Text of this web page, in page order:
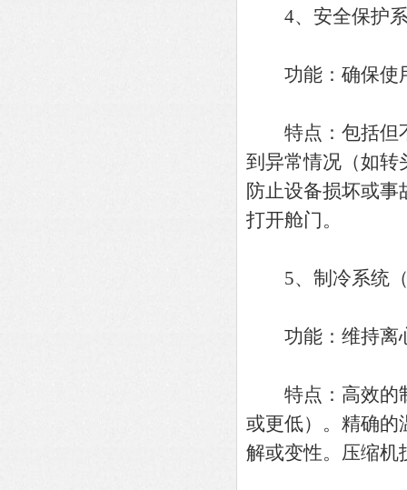
4、安全保护
功能：确保使
特点：包括但不
到异常情况（如转
防止设备损坏或
打开舱门。
5、制冷系统（
功能：维持离心
特点：高效的制
或更低）。精确的
解或变性。压缩机